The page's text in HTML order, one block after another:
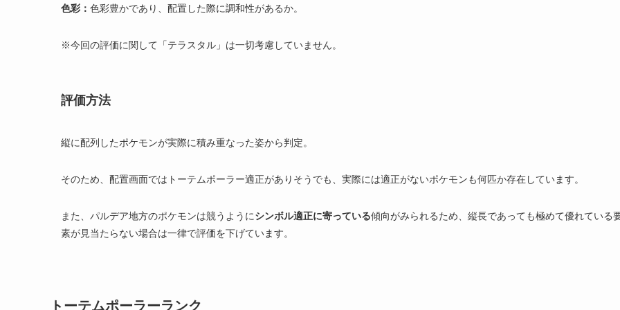
色彩： 色彩豊かであり、配置した際に調和性があるか。
※今回の評価に関して「テラスタル」は一切考慮していません。
評価方法
縦に配列したポケモンが実際に積み重なった姿から判定。
そのため、配置画面ではトーテムポーラー適正がありそうでも、実際には適正がないポケモンも何匹か存在しています。
また、パルデア地方のポケモンは競うようにシンボル適正に寄っている傾向がみられるため、縦長であっても極めて優れている
素が見当たらない場合は一律で評価を下げています。
トーテムポーラーランク